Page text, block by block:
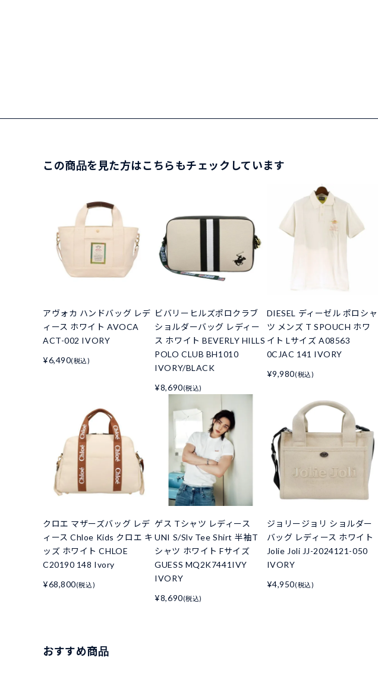
この商品を見た方はこちらもチェックしています
アヴォカ ハンドバッグ レデ
ィース ホワイト AVOCA
ACT-002 IVORY
¥6,490(税込)
ビバリーヒルズポロクラブ
ショルダーバッグ レディー
ス ホワイト BEVERLY HILLS
POLO CLUB BH1010
IVORY/BLACK
¥8,690(税込)
DIESEL ディーゼル ポロシャ
ツ メンズ T SPOUCH ホワ
イト Lサイズ A08563
0CJAC 141 IVORY
¥9,980(税込)
クロエ マザーズバッグ レデ
ィース Chloe Kids クロエ キ
ッズ ホワイト CHLOE
C20190 148 Ivory
¥68,800(税込)
ゲス Tシャツ レディース
UNI S/Slv Tee Shirt 半袖T
シャツ ホワイト Fサイズ
GUESS MQ2K7441IVY
IVORY
¥8,690(税込)
ジョリージョリ ショルダー
バッグ レディース ホワイト
Jolie Joli JJ-2024121-050
IVORY
¥4,950(税込)
おすすめ商品